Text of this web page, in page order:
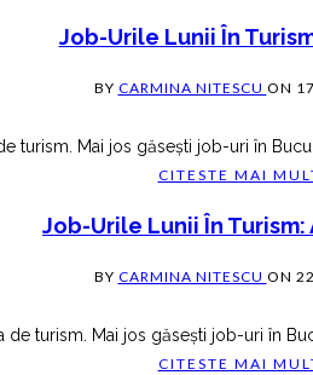
Job-Urile Lunii În
BY CARMINA NITESCU ON
turism. Mai jos găsești job-uri în
CITESTE MAI
Job-Urile Lunii În Turism:
BY CARMINA NITESCU ON
de turism. Mai jos găsești job-uri în
CITESTE MAI